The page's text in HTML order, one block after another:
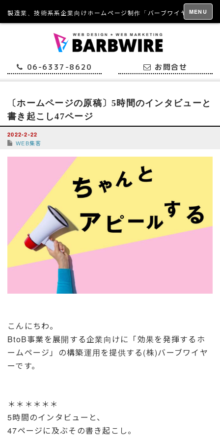
製造業、技術系系企業向けホームページ制作「バーブワイヤー」
MENU
06-6337-8620 お問合せ
〔ホームページの原稿〕5時間のインタビューと
書き起こし47ページ
2022-2-22
WEB集客
こんにちわ。
BtoB事業を展開する企業向けに「効果を発揮するホ
ームページ」の構築運用を提供する(株)バーブワイヤ
ーです。
＊＊＊＊＊＊
5時間のインタビューと、
47ページに及ぶその書き起こし。